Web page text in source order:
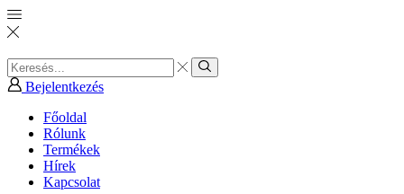
Search
input
Search
Bejelentkezés
Főoldal
Rólunk
Termékek
Hírek
Kapcsolat